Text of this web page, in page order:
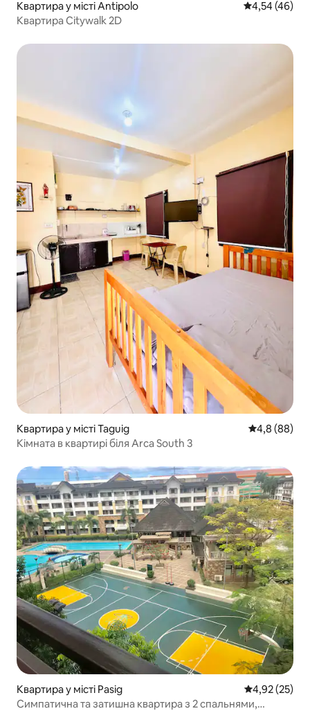
Квартира у місті Antipolo Середня
4,54 (46)
Квартира Citywalk 2D
Квартира у місті Taguig Середня
4,8 (88)
Кімната в квартирі біля Arca South 3
Квартира у місті Pasig Середня
4,92 (25)
Симпатична та затишна квартира з 2 спальнями,